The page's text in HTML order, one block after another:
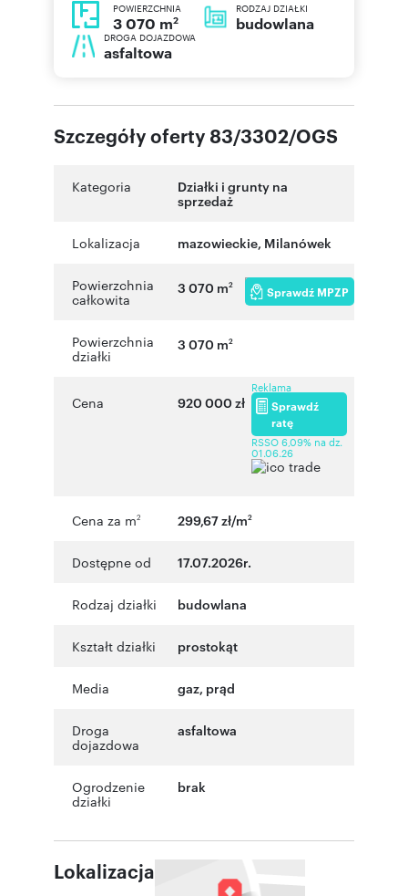
POWIERZCHNIA
3 070 m2
RODZAJ DZIAŁKI
budowlana
DROGA DOJAZDOWA
asfaltowa
Szczegóły oferty 83/3302/OGS
Kategoria
Działki i grunty na
sprzedaż
Lokalizacja mazowieckie, Milanówek
Powierzchnia
całkowita
3 070 m2 Sprawdź MPZP
Powierzchnia
działki
3 070 m2
Cena 920 000 zł
Reklama
Sprawdź
ratę
RSSO 6,09% na dz.
01.06.26
Cena za m2 299,67 zł/m2
Dostępne od 17.07.2026r.
Rodzaj działki budowlana
Kształt działki prostokąt
Media gaz, prąd
Droga
dojazdowa
asfaltowa
Ogrodzenie
działki
brak
Lokalizacja